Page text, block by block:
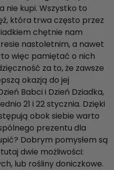
nie kupi. Wszystko to
która trwa często przez
chętnie nam
nastoletnim, a nawet
więc pamiętać o nich
za to, że zawsze
okazją do jej
Babci i Dzień Dziadka,
21 i 22 stycznia. Dzięki
obok siebie warto
prezentu dla
Dobrym pomysłem są
dwie możliwości:
lub rośliny doniczkowe.